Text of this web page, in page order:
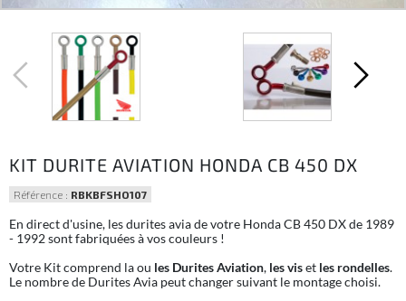
KIT DURITE AVIATION HONDA CB 450 DX
Référence : RBKBFSHO107
En direct d'usine, les durites avia de votre Honda CB 450 DX de 1989
- 1992 sont fabriquées à vos couleurs !
Votre Kit comprend la ou les Durites Aviation, les viset les rondelles.
Le nombre de Durites Avia peut changer suivant le montage choisi.